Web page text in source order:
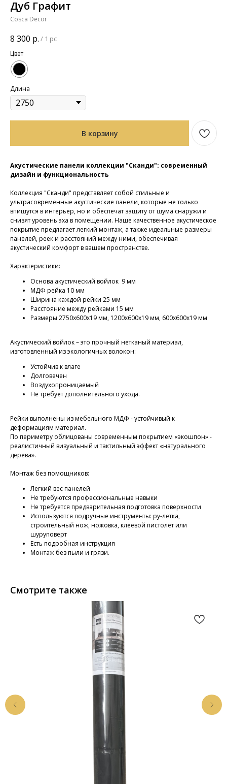
Дуб Графит
Cosca Decor
8 300 р. / 1 pc
Цвет
Длина
В корзину
Акустические панели коллекции "Сканди": современный
дизайн и функциональность
Коллекция "Сканди" представляет собой стильные и
ультрасовременные акустические панели, которые не только
впишутся в интерьер, но и обеспечат защиту от шума снаружи и
снизят уровень эха в помещении. Наше качественное акустическое
покрытие предлагает легкий монтаж, а также идеальные размеры
панелей, реек и расстояний между ними, обеспечивая
акустический комфорт в вашем пространстве.
Характеристики:
Основа акустический войлок 9 мм
МДФ рейка 10 мм
Ширина каждой рейки 25 мм
Расстояние между рейками 15 мм
Размеры 2750х600х19 мм, 1200х600х19 мм, 600х600х19 мм
Акустический войлок – это прочный нетканый материал,
изготовленный из экологичных волокон:
Устойчив к влаге
Долговечен
Воздухопроницаемый
Не требует дополнительного ухода.
Рейки выполнены из мебельного МДФ - устойчивый к
деформациям материал.
По периметру облицованы современным покрытием «экошпон» -
реалистичный визуальный и тактильный эффект «натурального
дерева».
Монтаж без помощников:
Легкий вес панелей
Не требуются профессиональные навыки
Не требуется предварительная подготовка поверхности
Используются подручные инструменты: ру-летка,
строительный нож, ножовка, клеевой пистолет или
шуруповерт
Есть подробная инструкция
Монтаж без пыли и грязи.
Смотрите также